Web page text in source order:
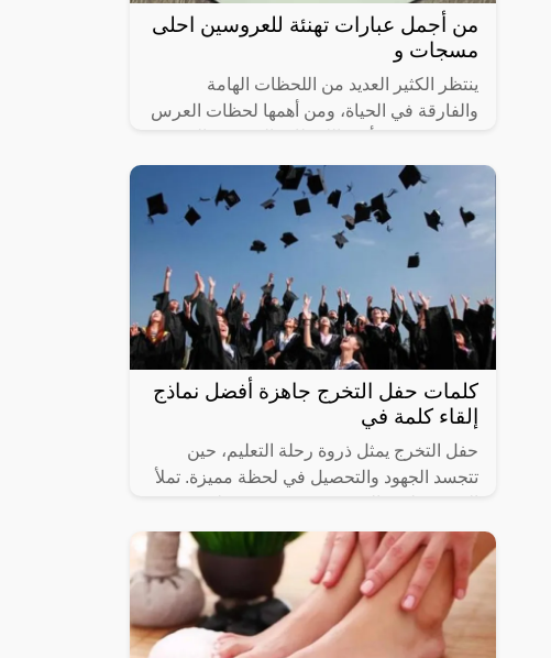
من أجمل عبارات تهنئة للعروسين احلى
مسجات و
ينتظر الكثير العديد من اللحظات الهامة
والفارقة في الحياة، ومن أهمها لحظات العرس
ويجد بها سعادة وفرح، ويمكن التعرف على
كلمات حفل التخرج جاهزة أفضل نماذج
إلقاء كلمة في
حفل التخرج يمثل ذروة رحلة التعليم، حين
تتجسد الجهود والتحصيل في لحظة مميزة. تملأ
المشاعر من خلال كلمات التهنئة والإلهام.